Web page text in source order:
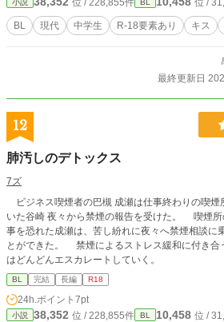
てしまった「ツリ目」は「…………」としばし考
させてくれねえ？」と「ゴリ」に迫った。
小説 位 / 228,855件 BL 位 /
BL 現代 中学生 R-18要素あり キス
最終更新日
12
肺汚しのデトックス
7ズ
ビジネス喫煙者の巴槻 成瀬は仕事終わりの喫煙
いた谷崎 夜々から禁煙の報告を受けた。 喫煙所
事を恐れた成瀬は、苦し紛れに夜々へ禁煙相談に
とができた。 禁煙によるストレス緩和に付き合
はどんどんエスカレートしていく。
BL 完結 長編 R18
24h.ポイント 7pt
小説 38,352 位 / 228,855件 BL 10,458 位 /